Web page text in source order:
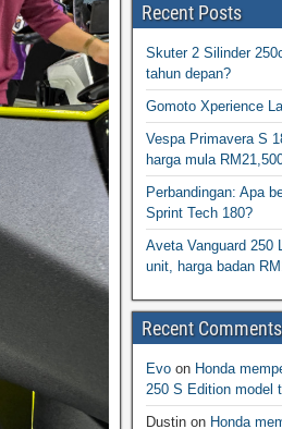
Recent Posts
Skuter 2 Silinder
tahun depan?
Gomoto Xperience
Vespa Primavera S
harga mula
Perbandingan: Apa
Sprint Tech 180?
Aveta Vanguard 250
unit, harga badan
Recent Comments
Evo on Honda
250 S Edition model
Dustin on Honda